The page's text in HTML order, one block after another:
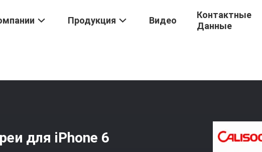
Продукция Видео
Контактные
Данные
для iPhone 6